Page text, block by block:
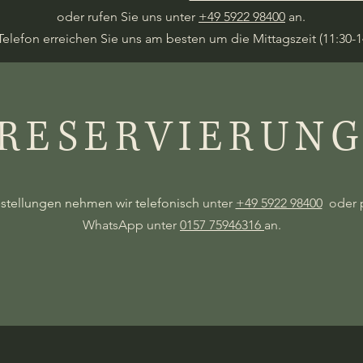
oder rufen Sie uns unter +49 5922 98400 an.
erreichen Sie uns am besten um die Mittagszeit (11:30-
nehmen wir telefonisch unter +49 5922 98400oder
WhatsApp unter 0157 75946316 an.